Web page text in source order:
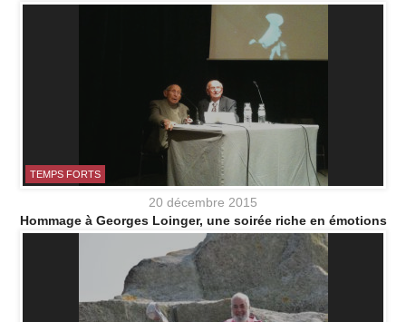
TEMPS FORTS
20 décembre 2015
Hommage à Georges Loinger, une soirée riche en émotions